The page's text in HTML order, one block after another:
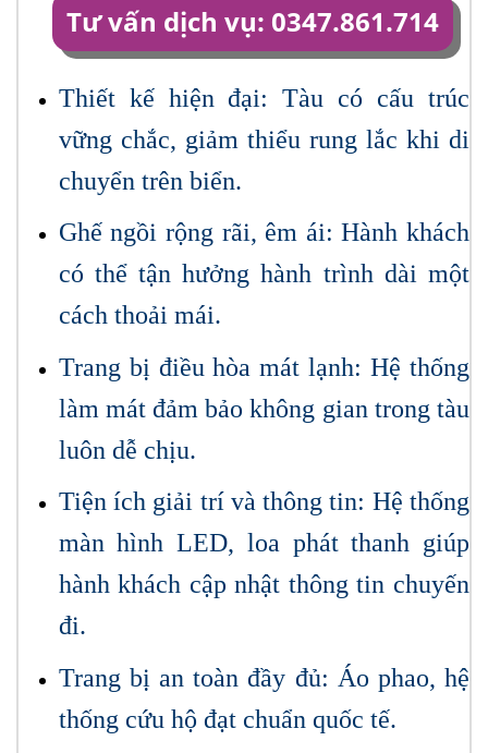
Tư vấn dịch vụ: 0347.861.714
Thiết kế hiện đại: Tàu có cấu trúc
vững chắc, giảm thiểu rung lắc khi di
chuyển trên biển.
Ghế ngồi rộng rãi, êm ái: Hành khách
có thể tận hưởng hành trình dài một
cách thoải mái.
Trang bị điều hòa mát lạnh: Hệ thống
làm mát đảm bảo không gian trong tàu
luôn dễ chịu.
Tiện ích giải trí và thông tin: Hệ thống
màn hình LED, loa phát thanh giúp
hành khách cập nhật thông tin chuyến
đi.
Trang bị an toàn đầy đủ: Áo phao, hệ
thống cứu hộ đạt chuẩn quốc tế.